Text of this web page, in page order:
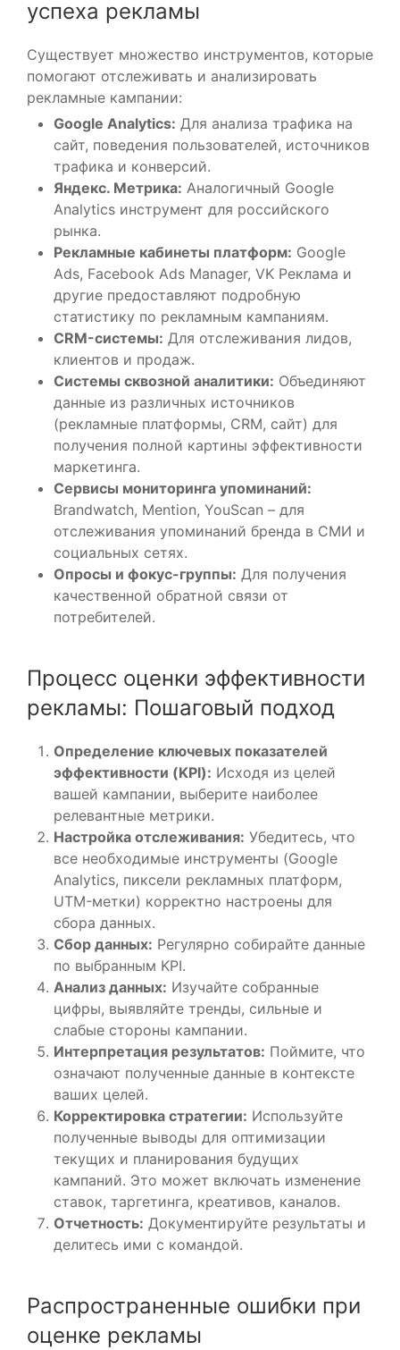
успеха рекламы
Существует множество инструментов, которые
помогают отслеживать и анализировать
рекламные кампании:
Google Analytics: Для анализа трафика на
сайт, поведения пользователей, источников
трафика и конверсий.
Яндекс. Метрика: Аналогичный Google
Analytics инструмент для российского
рынка.
Рекламные кабинеты платформ: Google
Ads, Facebook Ads Manager, VK Реклама и
другие предоставляют подробную
статистику по рекламным кампаниям.
CRM-системы: Для отслеживания лидов,
клиентов и продаж.
Системы сквозной аналитики: Объединяют
данные из различных источников
(рекламные платформы, CRM, сайт) для
получения полной картины эффективности
маркетинга.
Сервисы мониторинга упоминаний:
Brandwatch, Mention, YouScan – для
отслеживания упоминаний бренда в СМИ и
социальных сетях.
Опросы и фокус-группы: Для получения
качественной обратной связи от
потребителей.
Процесс оценки эффективности
рекламы: Пошаговый подход
Определение ключевых показателей
эффективности (KPI): Исходя из целей
вашей кампании, выберите наиболее
релевантные метрики.
Настройка отслеживания: Убедитесь, что
все необходимые инструменты (Google
Analytics, пиксели рекламных платформ,
UTM-метки) корректно настроены для
сбора данных.
Сбор данных: Регулярно собирайте данные
по выбранным KPI.
Анализ данных: Изучайте собранные
цифры, выявляйте тренды, сильные и
слабые стороны кампании.
Интерпретация результатов: Поймите, что
означают полученные данные в контексте
ваших целей.
Корректировка стратегии: Используйте
полученные выводы для оптимизации
текущих и планирования будущих
кампаний. Это может включать изменение
ставок, таргетинга, креативов, каналов.
Отчетность: Документируйте результаты и
делитесь ими с командой.
Распространенные ошибки при
оценке рекламы